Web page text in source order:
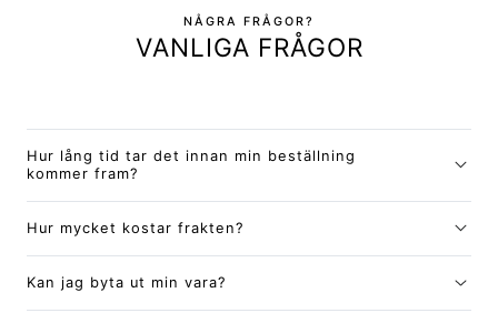
NÅGRA FRÅGOR?
VANLIGA FRÅGOR
Hur lång tid tar det innan min beställning
kommer fram?
Hur mycket kostar frakten?
Kan jag byta ut min vara?